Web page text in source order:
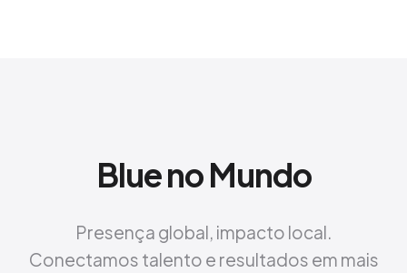
Blue no Mundo
Presença global, impacto local.
Conectamos talento e resultados em mais